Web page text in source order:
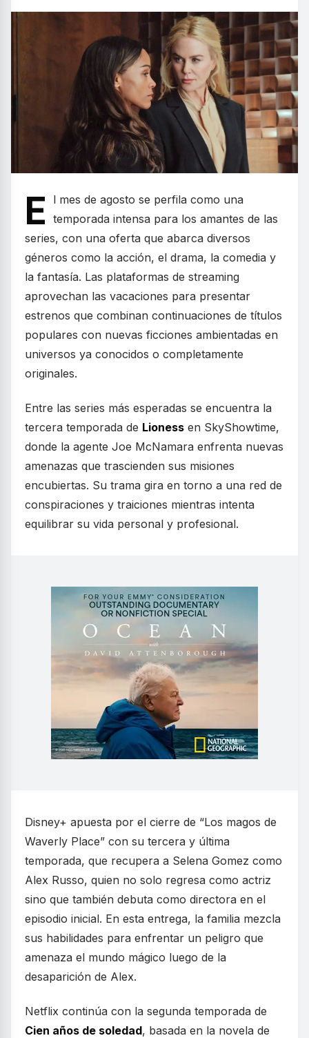
E
l mes de agosto se perfila como una
temporada intensa para los amantes de las
series, con una oferta que abarca diversos
géneros como la acción, el drama, la comedia y
la fantasía. Las plataformas de streaming
aprovechan las vacaciones para presentar
estrenos que combinan continuaciones de títulos
populares con nuevas ficciones ambientadas en
universos ya conocidos o completamente
originales.
Entre las series más esperadas se encuentra la
tercera temporada de Lioness en SkyShowtime,
donde la agente Joe McNamara enfrenta nuevas
amenazas que trascienden sus misiones
encubiertas. Su trama gira en torno a una red de
conspiraciones y traiciones mientras intenta
equilibrar su vida personal y profesional.
Disney+ apuesta por el cierre de “Los magos de
Waverly Place” con su tercera y última
temporada, que recupera a Selena Gomez como
Alex Russo, quien no solo regresa como actriz
sino que también debuta como directora en el
episodio inicial. En esta entrega, la familia mezcla
sus habilidades para enfrentar un peligro que
amenaza el mundo mágico luego de la
desaparición de Alex.
Netflix continúa con la segunda temporada de
Cien años de soledad, basada en la novela de